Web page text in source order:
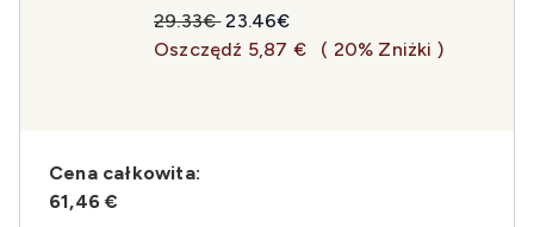
Sugerowana cena detaliczna:
29.33€Aktualna cena:
23.46€
Oszczędź 5,87 €
( 20% Zniżki )
Cena całkowita:
61,46 €